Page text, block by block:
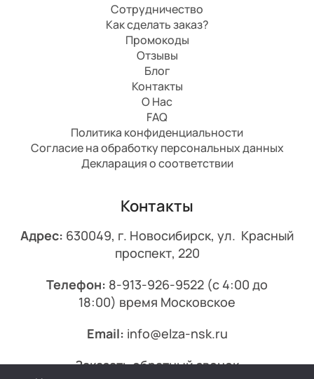
Сотрудничество
Как сделать заказ?
Промокоды
Отзывы
Блог
Контакты
О Нас
FAQ
Политика конфиденциальности
Согласие на обработку персональных данных
Декларация о соответствии
Контакты
Адрес: 630049, г. Новосибирск, ул. Красный
проспект, 220
Телефон: 8-913-926-9522 (с 4:00 до
18:00) время Московское
Email: info@elza-nsk.ru
Заказать обратный звонок